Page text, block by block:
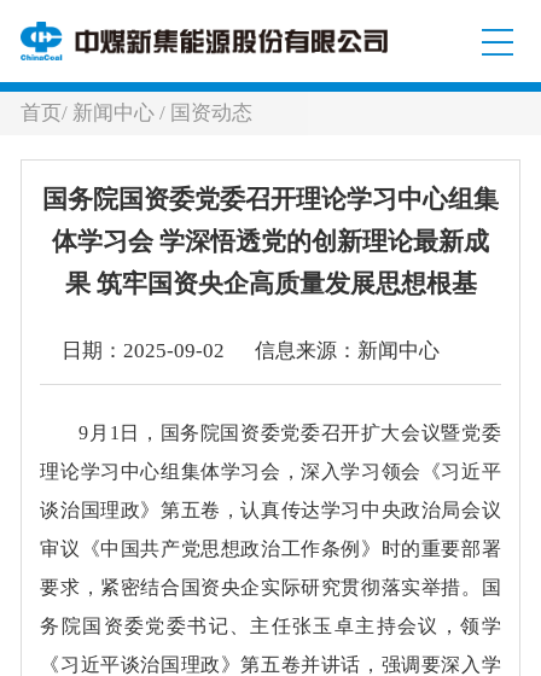
首页/ 新闻中心/ 国资动态
国务院国资委党委召开理论学习中心组集
体学习会 学深悟透党的创新理论最新成
果 筑牢国资央企高质量发展思想根基
日期：2025-09-02 信息来源：新闻中心
9月1日，国务院国资委党委召开扩大会议暨党委
理论学习中心组集体学习会，深入学习领会《习近平
谈治国理政》第五卷，认真传达学习中央政治局会议
审议《中国共产党思想政治工作条例》时的重要部署
要求，紧密结合国资央企实际研究贯彻落实举措。国
务院国资委党委书记、主任张玉卓主持会议，领学
《习近平谈治国理政》第五卷并讲话，强调要深入学